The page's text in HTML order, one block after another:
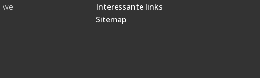
we
Interessante links
Sitemap